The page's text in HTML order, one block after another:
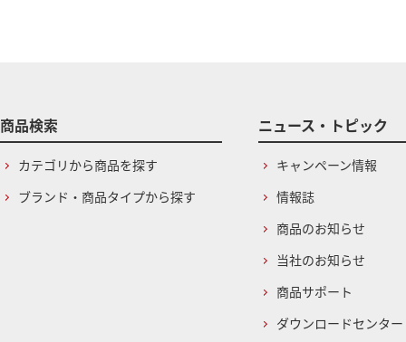
商品検索
カテゴリから商品を探す
ブランド・商品タイプから探す
ニュース・トピック
キャンペーン情報
情報誌
商品のお知らせ
当社のお知らせ
商品サポート
ダウンロードセンター